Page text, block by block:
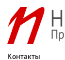
Контакты